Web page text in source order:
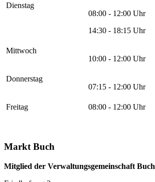
Dienstag
08:00 - 12:00 Uhr
14:30 - 18:15 Uhr
Mittwoch
10:00 - 12:00 Uhr
Donnerstag
07:15 - 12:00 Uhr
Freitag 08:00 - 12:00 Uhr
Markt Buch
Mitglied der Verwaltungsgemeinschaft Buch